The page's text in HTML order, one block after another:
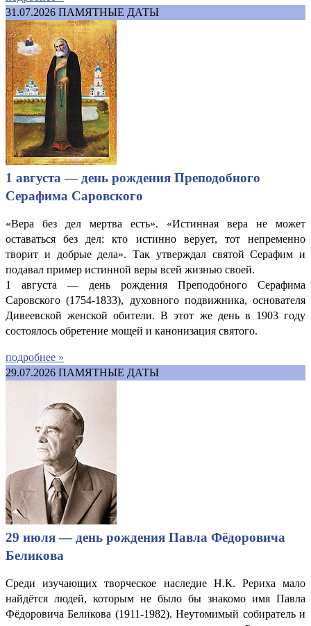
31.07.2026 ПАМЯТНЫЕ ДАТЫ
1 августа — день рождения Преподобного
Серафима Саровского
«Вера без дел мертва есть». «Истинная вера не может
оставаться без дел: кто истинно верует, тот непременно
творит и добрые дела». Так утверждал святой Серафим и
подавал пример истинной веры всей жизнью своей.
1 августа — день рождения Преподобного Серафима
Саровского (1754-1833), духовного подвижника, основателя
Дивеевской женской обители. В этот же день в 1903 году
состоялось обретение мощей и канонизация святого.
подробнее »
29.07.2026 ПАМЯТНЫЕ ДАТЫ
29 июля — день рождения Павла Фёдоровича
Беликова
Среди изучающих творческое наследие Н.К. Рериха мало
найдётся людей, которым не было бы знакомо имя Павла
Фёдоровича Беликова (1911-1982). Неутомимый собиратель и